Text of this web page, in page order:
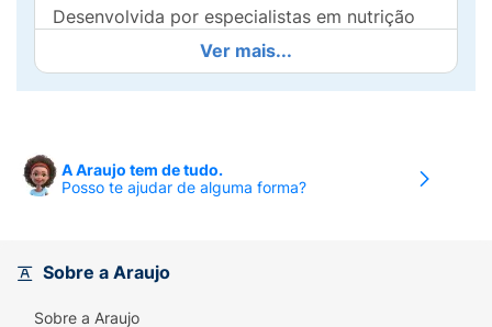
Desenvolvida por especialistas em nutrição
animal, a linha Friskies foca na vitalidade do
seu gato. Sua fórmula é enriquecida com
vitaminas e minerais essenciaisque auxiliam
brilhante e pele bem cuidada. O grande
diferencial é o compromisso com a saúde:
favorecem a saúde do
garantindo bem-estar prolongado para o seu
Ver mais...
A Araujo tem de tudo.
Posso te ajudar de alguma forma?
Sobre a Araujo
Sobre a Araujo